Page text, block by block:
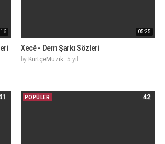
05:25
Xecê - Dem Şarkı Sözleri
by KürtçeMüzik 5 yıl
42
POPÜLER